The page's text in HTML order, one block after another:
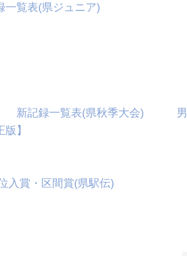
一覧表(県ジュニア)
新記録一覧表(県秋季大会)
】
入賞・区間賞(県駅伝)